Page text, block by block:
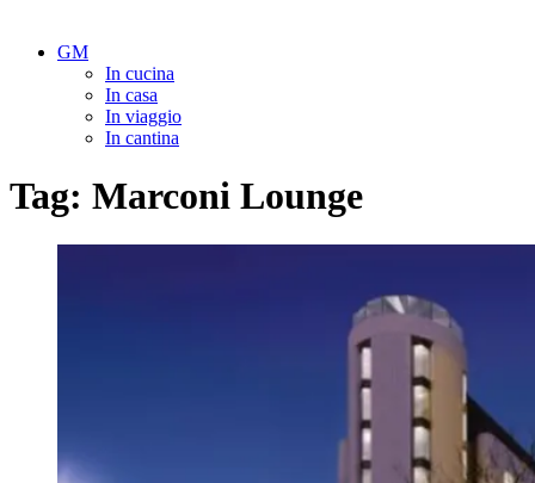
GM
In cucina
In casa
In viaggio
In cantina
Tag: Marconi Lounge